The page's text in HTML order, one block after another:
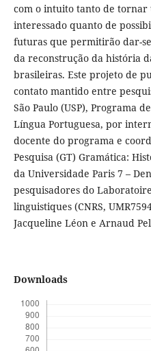
com o intuito tanto de tornar
interessado quanto de
futuras que permitirão dar-
da reconstrução da história
brasileiras. Este projeto de
contato mantido entre
São Paulo (USP), Programa
Língua Portuguesa, por
docente do programa e
Pesquisa (GT) Gramática:
da Universidade Paris 7 –
pesquisadores do
linguistiques (CNRS,
Jacqueline Léon e Arnaud
Downloads